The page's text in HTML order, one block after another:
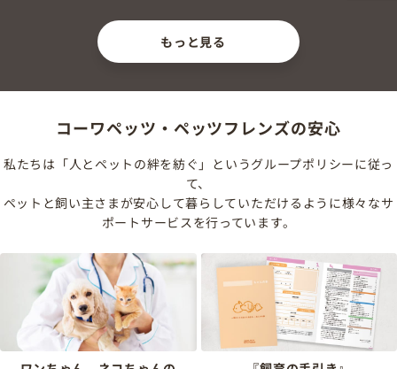
もっと見る
コーワペッツ・ペッツフレンズの安心
私たちは「人とペットの絆を紡ぐ」というグループポリシーに従っ
て、
ペットと飼い主さまが安心して暮らしていただけるように様々なサ
ポートサービスを行っています。